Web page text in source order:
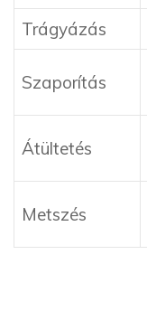
Trágyázás
Szaporítás
Átültetés
Metszés